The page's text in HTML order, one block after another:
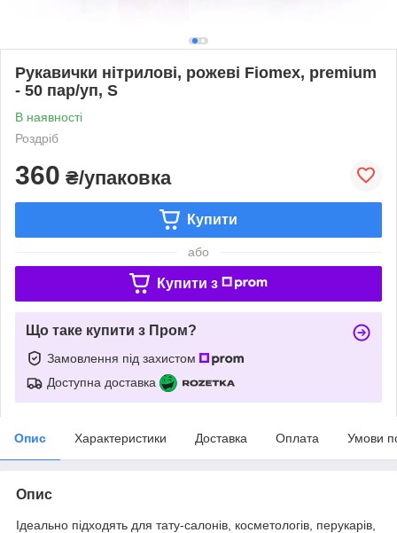
Рукавички нітрилові, рожеві Fiomex, premium
- 50 пар/уп, S
В наявності
Роздріб
360 ₴/упаковка
Купити
або
Купити з
Що таке купити з Пром?
Замовлення під захистом
Доступна доставка
Опис Характеристики Доставка Оплата Умови
Опис
Ідеально підходять для тату-салонів, косметологів, перукарів,